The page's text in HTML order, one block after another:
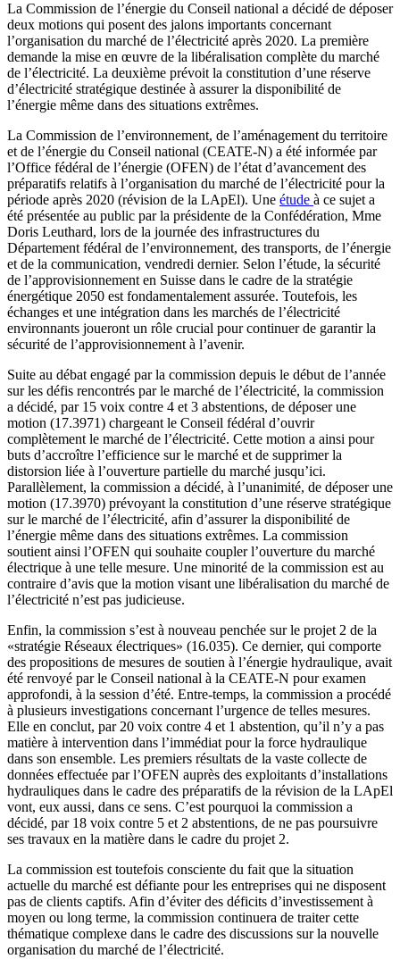
La Commission de l’énergie du Conseil national a décidé de déposer
deux motions qui posent des jalons importants concernant
l’organisation du marché de l’électricité après 2020. La première
demande la mise en œuvre de la libéralisation complète du marché
de l’électricité. La deuxième prévoit la constitution d’une réserve
d’électricité stratégique destinée à assurer la disponibilité de
l’énergie même dans des situations extrêmes.
​La Commission de l’environnement, de l’aménagement du territoire
et de l’énergie du Conseil national (CEATE-N) a été informée par
l’Office fédéral de l’énergie (OFEN) de l’état d’avancement des
préparatifs relatifs à l’organisation du marché de l’électricité pour la
période après 2020 (révision de la LApEl). Une étude à ce sujet a
été présentée au public par la présidente de la Confédération, Mme
Doris Leuthard, lors de la journée des infrastructures du
Département fédéral de l’environnement, des transports, de l’énergie
et de la communication, vendredi dernier. Selon l’étude, la sécurité
de l’approvisionnement en Suisse dans le cadre de la stratégie
énergétique 2050 est fondamentalement assurée. Toutefois, les
échanges et une intégration dans les marchés de l’électricité
environnants joueront un rôle crucial pour continuer de garantir la
sécurité de l’approvisionnement à l’avenir.
Suite au débat engagé par la commission depuis le début de l’année
sur les défis rencontrés par le marché de l’électricité, la commission
a décidé, par 15 voix contre 4 et 3 abstentions, de déposer une
motion (17.3971) chargeant le Conseil fédéral d’ouvrir
complètement le marché de l’électricité. Cette motion a ainsi pour
buts d’accroître l’efficience sur le marché et de supprimer la
distorsion liée à l’ouverture partielle du marché jusqu’ici.
Parallèlement, la commission a décidé, à l’unanimité, de déposer une
motion (17.3970) prévoyant la constitution d’une réserve stratégique
sur le marché de l’électricité, afin d’assurer la disponibilité de
l’énergie même dans des situations extrêmes. La commission
soutient ainsi l’OFEN qui souhaite coupler l’ouverture du marché
électrique à une telle mesure. Une minorité de la commission est au
contraire d’avis que la motion visant une libéralisation du marché de
l’électricité n’est pas judicieuse.
Enfin, la commission s’est à nouveau penchée sur le projet 2 de la
«stratégie Réseaux électriques» (16.035). Ce dernier, qui comporte
des propositions de mesures de soutien à l’énergie hydraulique, avait
été renvoyé par le Conseil national à la CEATE-N pour examen
approfondi, à la session d’été. Entre-temps, la commission a procédé
à plusieurs investigations concernant l’urgence de telles mesures.
Elle en conclut, par 20 voix contre 4 et 1 abstention, qu’il n’y a pas
matière à intervention dans l’immédiat pour la force hydraulique
dans son ensemble. Les premiers résultats de la vaste collecte de
données effectuée par l’OFEN auprès des exploitants d’installations
hydrauliques dans le cadre des préparatifs de la révision de la LApEl
vont, eux aussi, dans ce sens. C’est pourquoi la commission a
décidé, par 18 voix contre 5 et 2 abstentions, de ne pas poursuivre
ses travaux en la matière dans le cadre du projet 2.
La commission est toutefois consciente du fait que la situation
actuelle du marché est défiante pour les entreprises qui ne disposent
pas de clients captifs. Afin d’éviter des déficits d’investissement à
moyen ou long terme, la commission continuera de traiter cette
thématique complexe dans le cadre des discussions sur la nouvelle
organisation du marché de l’électricité.